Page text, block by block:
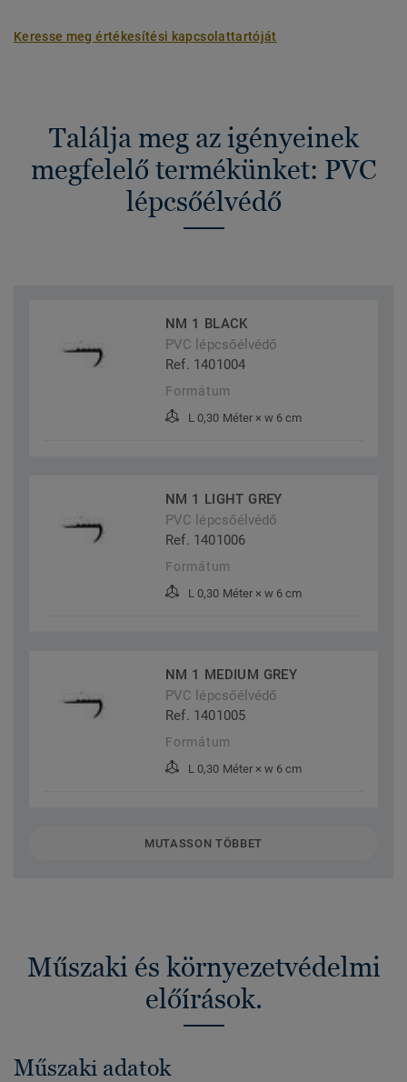
Keresse meg értékesítési kapcsolattartóját
Találja meg az igényeinek
megfelelő termékünket: PVC
lépcsőélvédő
NM 1 BLACK
PVC lépcsőélvédő
Ref. 1401004
Formátum
L 0,30 Méter × w 6 cm
NM 1 LIGHT GREY
PVC lépcsőélvédő
Ref. 1401006
Formátum
L 0,30 Méter × w 6 cm
NM 1 MEDIUM GREY
PVC lépcsőélvédő
Ref. 1401005
Formátum
L 0,30 Méter × w 6 cm
MUTASSON TÖBBET
Műszaki és környezetvédelmi
előírások.
Műszaki adatok